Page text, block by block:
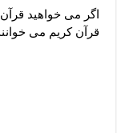
اگر می خواهید
قرآن کریم می